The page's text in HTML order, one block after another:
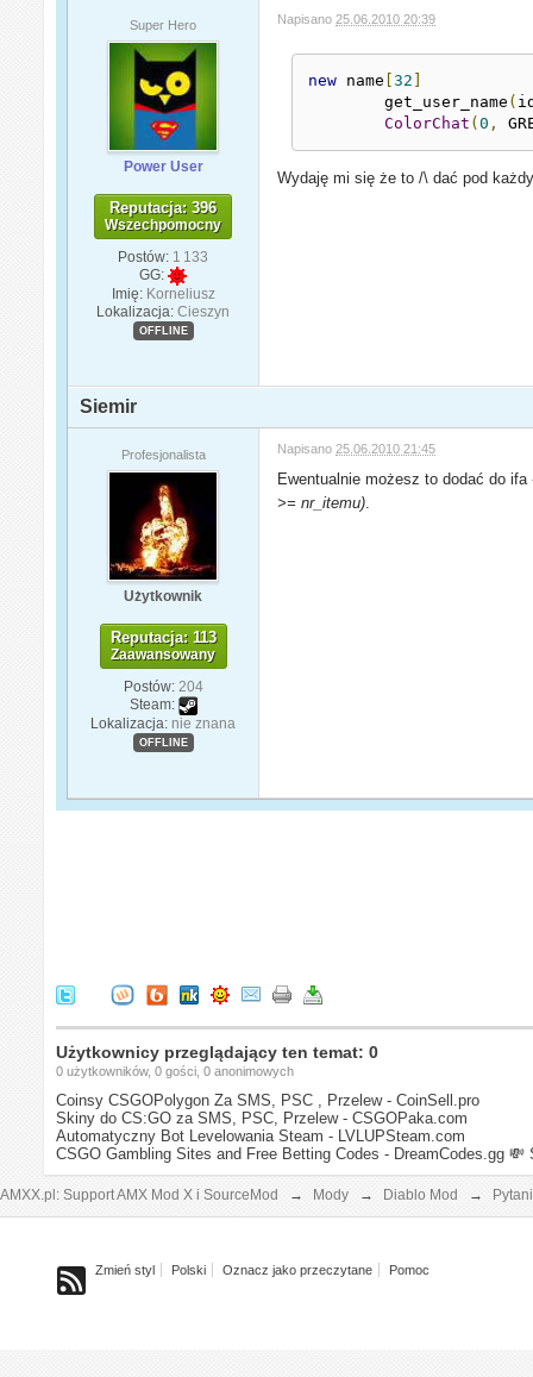
Super Hero
Power User
Reputacja: 396
Wszechpomocny
Postów: 1 133
GG:
Imię: Korneliusz
Lokalizacja: Cieszyn
OFFLINE
Napisano 25.06.2010 20:39
new name [32 ]
        get_user_name
( id
ColorChat (0 ,
Wydaję mi się że to /\ dać pod
Siemir
Profesjonalista
Użytkownik
Reputacja: 113
Zaawansowany
Postów: 204
Steam:
Lokalizacja: nie znana
OFFLINE
Napisano 25.06.2010 21:45
Ewentualnie możesz to dodać do
>= nr_itemu)
Użytkownicy przeglądający ten temat: 0
0 użytkowników, 0 gości, 0 anonimowych
Coinsy CSGOPolygon Za SMS, PSC , Przelew - CoinSell.pro
Skiny do CS:GO za SMS, PSC, Przelew - CSGOPaka.com
Automatyczny Bot Levelowania Steam - LVLUPSteam.com
CSGO Gambling Sites and Free Betting Codes - DreamCodes.gg 💸
AMXX.pl: Support AMX Mod X i SourceMod → Mody → Diablo Mod →
Zmień styl Polski Oznacz jako przeczytane Pomoc